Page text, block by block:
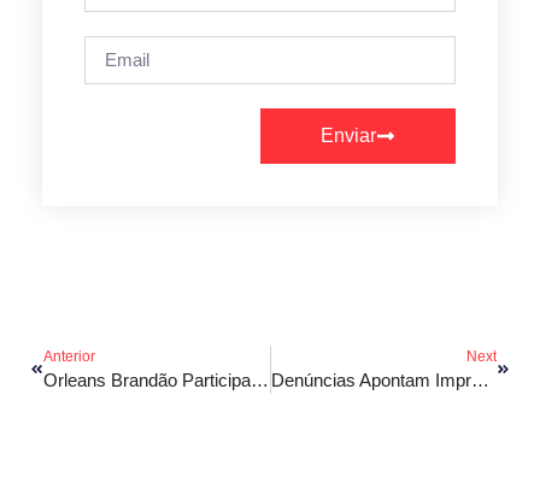
Enviar
Anterior
Orleans Brandão Participa De Reunião Com Pré-Candidatos Do Podemos
Next
Denúncias Apontam Improviso Em Rodovias Estaduais No Maranhão